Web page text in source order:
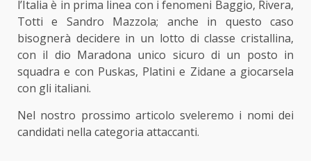
l’Italia è in prima linea con i fenomeni Baggio, Rivera,
Totti e Sandro Mazzola; anche in questo caso
bisognerà decidere in un lotto di classe cristallina,
con il dio Maradona unico sicuro di un posto in
squadra e con Puskas, Platini e Zidane a giocarsela
con gli italiani.
Nel nostro prossimo articolo sveleremo i nomi dei
candidati nella categoria attaccanti.